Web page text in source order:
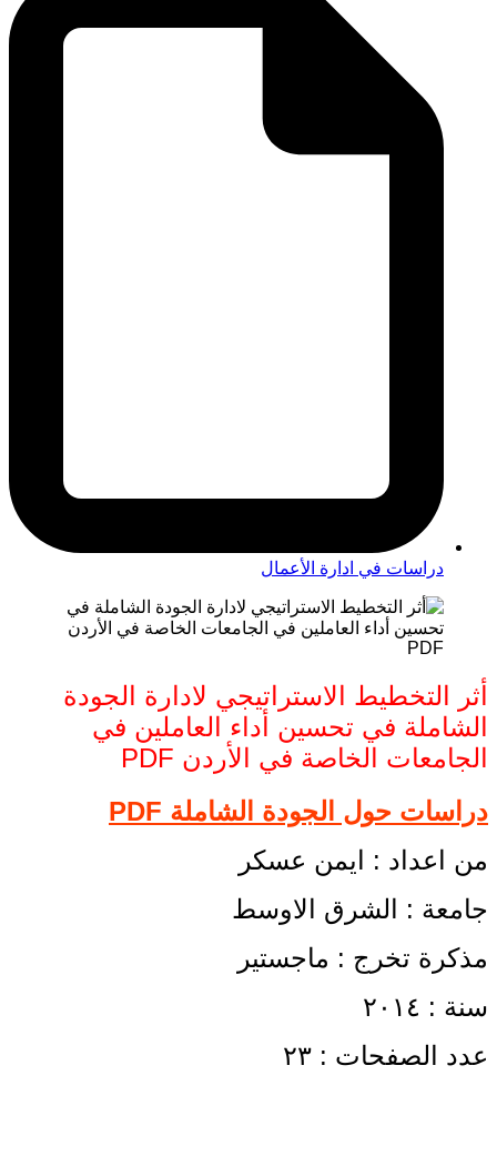
دراسات في ادارة الأعمال
أثر التخطيط الاستراتيجي لادارة الجودة
الشاملة في تحسين أداء العاملين في
الجامعات الخاصة في الأردن PDF
دراسات حول الجودة الشاملة PDF
من اعداد : ايمن عسكر
جامعة : الشرق الاوسط
مذكرة تخرج : ماجستير
سنة : ٢٠١٤
عدد الصفحات : ٢٣